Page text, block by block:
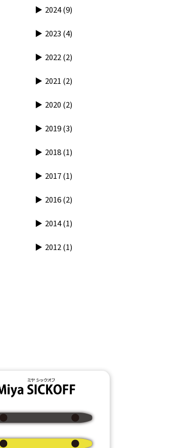
2024(9)
2023 (4)
2022(2)
2021 (2)
2020 (2)
2019(3)
2018(1)
2017(1)
2016(2)
2014(1)
2012(1)